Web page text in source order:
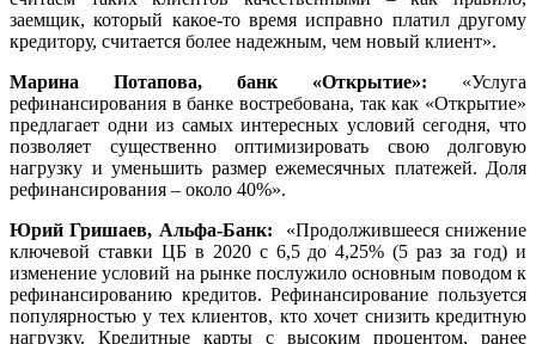
заемщик, который какое-то время исправно платил другому
кредитору, считается более надежным, чем новый клиент».
Марина Потапова, банк «Открытие»: «Услуга
рефинансирования в банке востребована, так как «Открытие»
предлагает одни из самых интересных условий сегодня, что
позволяет существенно оптимизировать свою долговую
нагрузку и уменьшить размер ежемесячных платежей. Доля
рефинансирования – около 40%».
Юрий Гришаев, Альфа-Банк:
«Продолжившееся снижение
ключевой ставки ЦБ в 2020 с 6,5 до 4,25% (5 раз за год) и
изменение условий на рынке послужило основным поводом к
рефинансированию кредитов. Рефинансирование пользуется
популярностью у тех клиентов, кто хочет снизить кредитную
нагрузку. Кредитные карты с высоким процентом, ранее